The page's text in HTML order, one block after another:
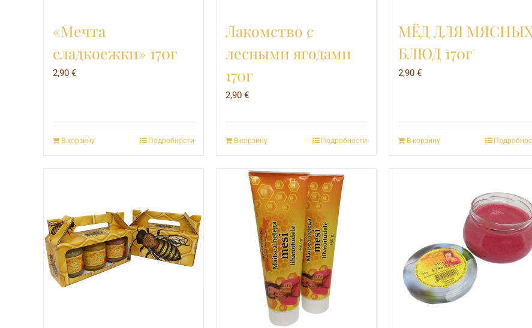
«Мечта
сладкоежки» 170г
2,90 €
В корзину Подробности
Лакомство с
лесными ягодами
170г
2,90 €
В корзину Подробности
МЁД ДЛЯ
БЛЮД 170г
2,90 €
В корзину